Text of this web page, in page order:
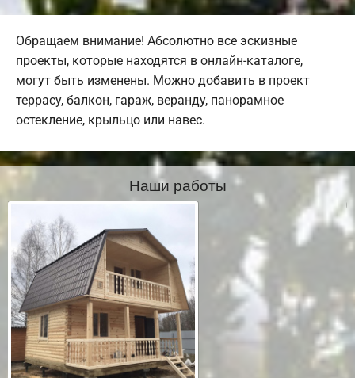
Обращаем внимание! Абсолютно все эскизные
проекты, которые находятся в онлайн-каталоге,
могут быть изменены. Можно добавить в проект
террасу, балкон, гараж, веранду, панорамное
остекление, крыльцо или навес.
Наши работы